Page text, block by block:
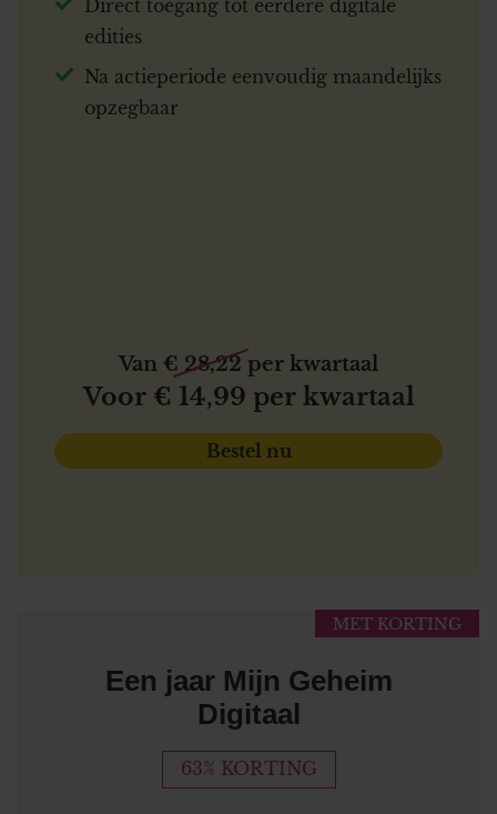
Direct toegang tot eerdere digitale
edities
Na actieperiode eenvoudig maandelijks
opzegbaar
Van € 28,22 per kwartaal
Voor € 14,99 per kwartaal
Bestel nu
MET KORTING
Een jaar Mijn Geheim
Digitaal
63% KORTING